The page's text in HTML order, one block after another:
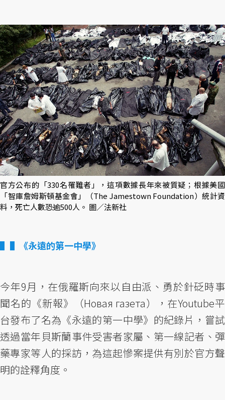
官方公布的「330名罹難者」，這項數據長年來被質疑；根據美國
「智庫詹姆斯頓基金會」（The Jamestown Foundation）統計資
料，死亡人數恐逾500人。 圖／法新社
▌《永遠的第一中學》
今年9月，在俄羅斯向來以自由派、勇於針砭時事
聞名的《新報》（Новая газета），在Youtube平
台發布了名為《永遠的第一中學》的紀錄片，嘗試
透過當年貝斯蘭事件受害者家屬、第一線記者、彈
藥專家等人的採訪，為這起慘案提供有別於官方聲
明的詮釋角度。